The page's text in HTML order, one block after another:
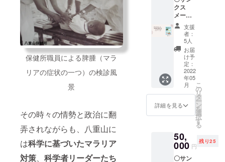
保健所職員による脾腫（マラ
リアの症状の一つ）の検診風
景
その時々の情勢と政治に翻
弄されながらも、八重山に
は科学に基づいたマラリア
対策、 科学者リーダーたち
を当て
なが
ら、感
染症の
ない世
界へ向
けて一
人一人
が何を
すべき
かを問
いま
す。今
どもた
ちへの
メッ
セージ
クス
メール
〇絵本
「八重
山のマ
ラリ
ア」
（仮
題）
PDF
データ
PDF
データ
の転
用、な
掲載の
写真・
図版・
文章の
支援
者：
5人
お届
け予
定：
2022
年05
月
詳細を見る
こ
の
リ
タ
ー
ン
を
選
択
す
る
50,
000 円
残り25
〇サン